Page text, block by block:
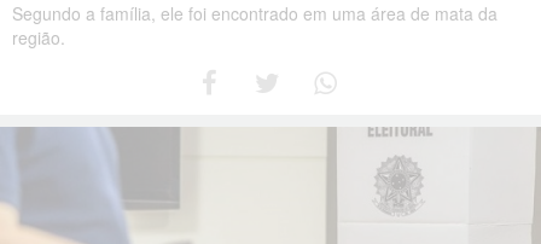
Segundo a família, ele foi encontrado em uma área de mata da
região.